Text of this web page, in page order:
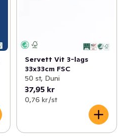
Servett Vit 3-lags
33x33cm FSC
50 st, Duni
37,95 kr
0,76 kr /st